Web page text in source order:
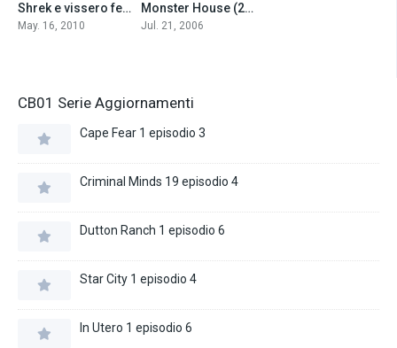
6.3Shrek e vissero felici e contenti (2010)
May. 16, 2010
6.6Monster House (2006)
Jul. 21, 2006
CB01 Serie Aggiornamenti
Cape Fear 1 episodio 3
Criminal Minds 19 episodio 4
Dutton Ranch 1 episodio 6
Star City 1 episodio 4
In Utero 1 episodio 6